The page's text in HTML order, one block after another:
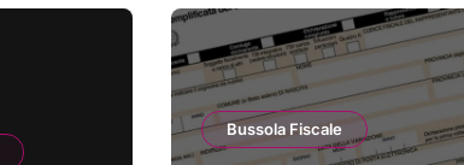
Bussola Fiscale